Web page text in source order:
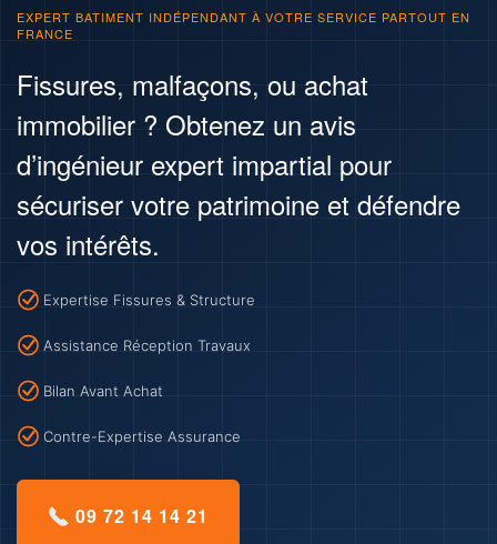
EXPERT BATIMENT INDÉPENDANT À VOTRE SERVICE PARTOUT EN
FRANCE
Fissures, malfaçons, ou achat
immobilier ? Obtenez un avis
d’ingénieur expert impartial pour
sécuriser votre patrimoine et défendre
vos intérêts.
Expertise Fissures & Structure
Assistance Réception Travaux
Bilan Avant Achat
Contre-Expertise Assurance
09 72 14 14 21